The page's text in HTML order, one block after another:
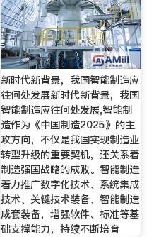
新时代新背景，我国智能制造应
往何处发展新时代新背景，我国
智能制造应往何处发展,智能制
造作为《中国制造2025》的主
攻方向，不仅是我国实现制造业
转型升级的重要契机，还关系着
制造强国战略的成败。智能制造
着力推广数字化技术、系统集成
技术、关键技术装备、智能制造
成套装备，增强软件、标准等基
础支撑能力，持续不断培育